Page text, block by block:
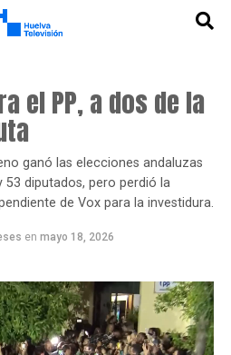
el PP, a dos de la
ganó las elecciones andaluzas
53 diputados, pero perdió la
de Vox para la investidura.
en mayo 18, 2026